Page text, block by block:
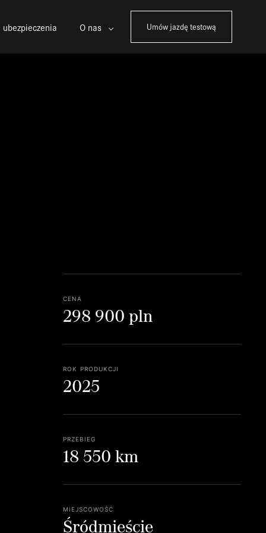
O nas Umów jazdę testową
cena
298 900 pln
rok produkcji
2025
przebieg
18 550 km
miejscowość
Śródmieście